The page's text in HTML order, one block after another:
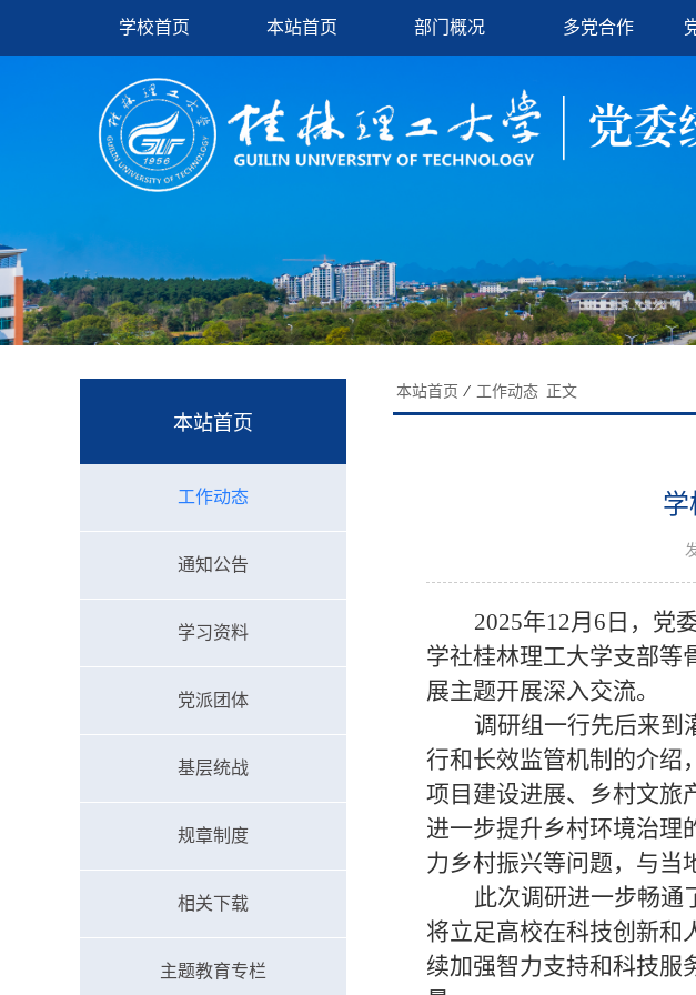
学校首页 本站首页 部门概况 多党合作
本站首页
工作动态
通知公告
学习资料
党派团体
基层统战
规章制度
相关下载
主题教育专栏
本站首页 ⁄ 工作动态 正文
学
2025年12月6日， 党
学社桂林理工大学支部等
展主题开展深入交流。
调研组一行先后来到
行和长效监管机制的介绍
项目建设进展、乡村文旅
进一步提升乡村环境治理
力乡村振兴等问题，与当
此次调研进一步畅通
将立足高校在科技创新和
续加强智力支持和科技服